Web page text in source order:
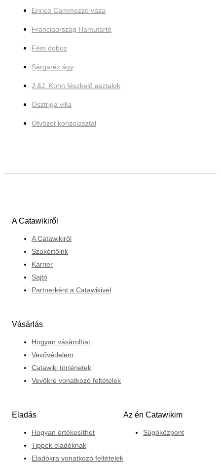
Enrico Cammozzo váza
Franciaország Hamutartó
Fém doboz
Sárgaréz ágy
J.&J. Kohn fészkelő asztalok
Osztriga villa
Ötvözet konzolasztal
A Catawikiről
A Catawikiről
Szakértőink
Karrier
Sajtó
Partnerként a Catawikivel
Vásárlás
Hogyan vásárolhat
Vevővédelem
Catawiki történetek
Vevőkre vonatkozó feltételek
Eladás
Hogyan értékesíthet
Tippek eladóknak
Eladókra vonatkozó feltételek
Az én Catawikim
Súgóközpont